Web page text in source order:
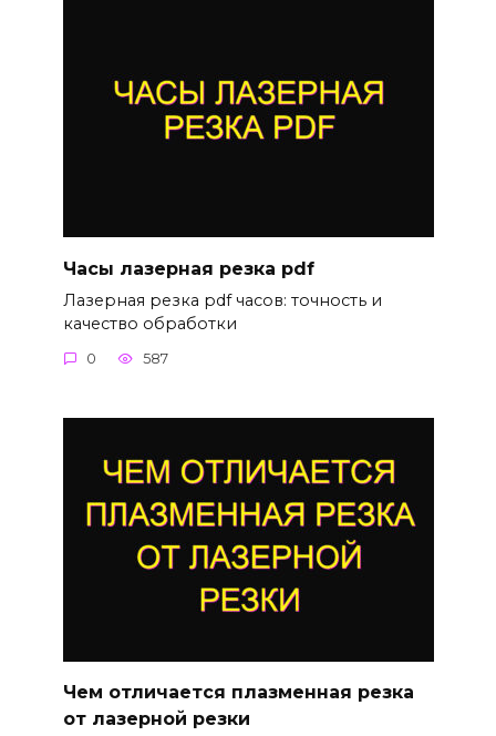
Часы лазерная резка pdf
Лазерная резка pdf часов: точность и
качество обработки
0 587
Чем отличается плазменная резка
от лазерной резки